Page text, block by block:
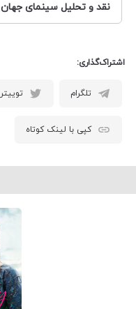
نقد و تحلیل سینمای جهان
اشتراک‌گذاری:
تلگرام توییتر
کپی با لینک کوتاه